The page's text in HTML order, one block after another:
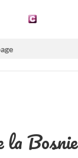
la Bosnie